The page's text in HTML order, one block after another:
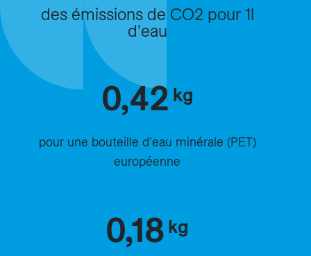
des émissions de CO2 pour 1l
d'eau
0,42kg
pour une bouteille d'eau minérale (PET)
européenne
0,18kg